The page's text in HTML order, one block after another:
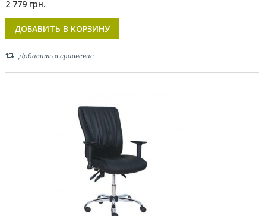
2 779 грн.
ДОБАВИТЬ В КОРЗИНУ
Добавить в сравнение